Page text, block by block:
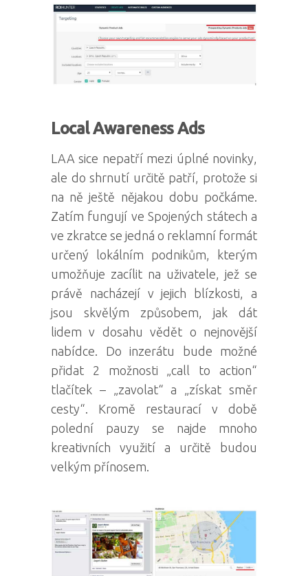
Local Awareness Ads
LAA sice nepatří mezi úplné novinky,
ale do shrnutí určitě patří, protože si
na ně ještě nějakou dobu počkáme.
Zatím fungují ve Spojených státech a
ve zkratce se jedná o reklamní formát
určený lokálním podnikům, kterým
umožňuje zacílit na uživatele, jež se
právě nacházejí v jejich blízkosti, a
jsou skvělým způsobem, jak dát
lidem v dosahu vědět o nejnovější
nabídce. Do inzerátu bude možné
přidat 2 možnosti „call to action“
tlačítek – „zavolat“ a „získat směr
cesty“. Kromě restaurací v době
polední pauzy se najde mnoho
kreativních využití a určitě budou
velkým přínosem.